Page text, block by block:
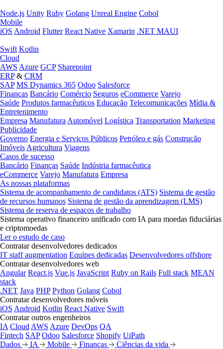
Node.js Unity Ruby Golang Unreal Engine Cobol
Mobile
iOS Android Flutter React Native Xamarin .NET MAUI
Swift Kotlin
Cloud
AWS Azure GCP Sharepoint
ERP& CRM
SAP MS Dynamics 365 Odoo Salesforce
Finanças Bancário Comércio Seguros eCommerce Varejo
Saúde Produtos farmacêuticos Educação Telecomunicações Mídia &
Entretenimento
Empresa Manufatura Automóvel Logística Transportation Marketing
Publicidade
Governo Energia e Serviços Públicos Petróleo e gás Construção
Imóveis Agricultura Viagens
Casos de sucesso
Bancário Finanças Saúde Indústria farmacêutica
eCommerce Varejo Manufatura Empresa
As nossas plataformas
Sistema de acompanhamento de candidatos (ATS) Sistema de gestão
de recursos humanos Sistema de gestão da aprendizagem (LMS)
Sistema de reserva de espaços de trabalho
Sistema operativo financeiro unificado com IA para moedas fiduciárias
e criptomoedas
Ler o estudo de caso
Contratar desenvolvedores dedicados
IT staff augmentation Equipes dedicadas Desenvolvedores offshore
Contratar desenvolvedores web
Angular React.js Vue.js JavaScript Ruby on Rails Full stack MEAN
stack
.NET Java PHP Python Golang Cobol
Contratar desenvolvedores móveis
iOS Android Kotlin React Native Swift
Contratar outros engenheiros
IA Cloud AWS Azure DevOps QA
Fintech SAP Odoo Salesforce Shopify UiPath
Dados
IA Mobile Finanças Ciências da vida